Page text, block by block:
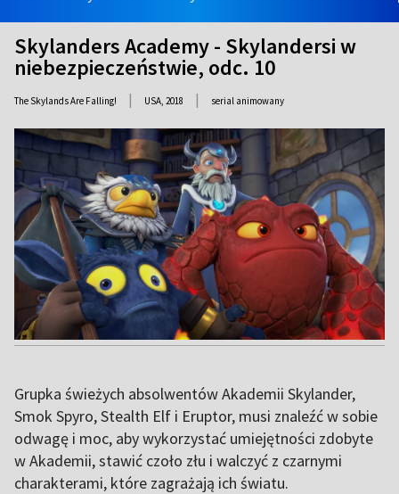
Skylanders Academy - Skylandersi w
niebezpieczeństwie, odc. 10
The Skylands Are Falling! | USA, 2018 | serial animowany
Grupka świeżych absolwentów Akademii Skylander,
Smok Spyro, Stealth Elf i Eruptor, musi znaleźć w sobie
odwagę i moc, aby wykorzystać umiejętności zdobyte
w Akademii, stawić czoło złu i walczyć z czarnymi
charakterami, które zagrażają ich światu.